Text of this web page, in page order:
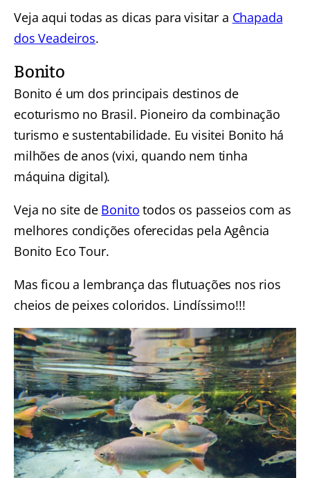
Veja aqui todas as dicas para visitar a Chapada
dos Veadeiros.
Bonito
Bonito é um dos principais destinos de
ecoturismo no Brasil. Pioneiro da combinação
turismo e sustentabilidade. Eu visitei Bonito há
milhões de anos (vixi, quando nem tinha
máquina digital).
Veja no site de Bonito todos os passeios com as
melhores condições oferecidas pela Agência
Bonito Eco Tour.
Mas ficou a lembrança das flutuações nos rios
cheios de peixes coloridos. Lindíssimo!!!